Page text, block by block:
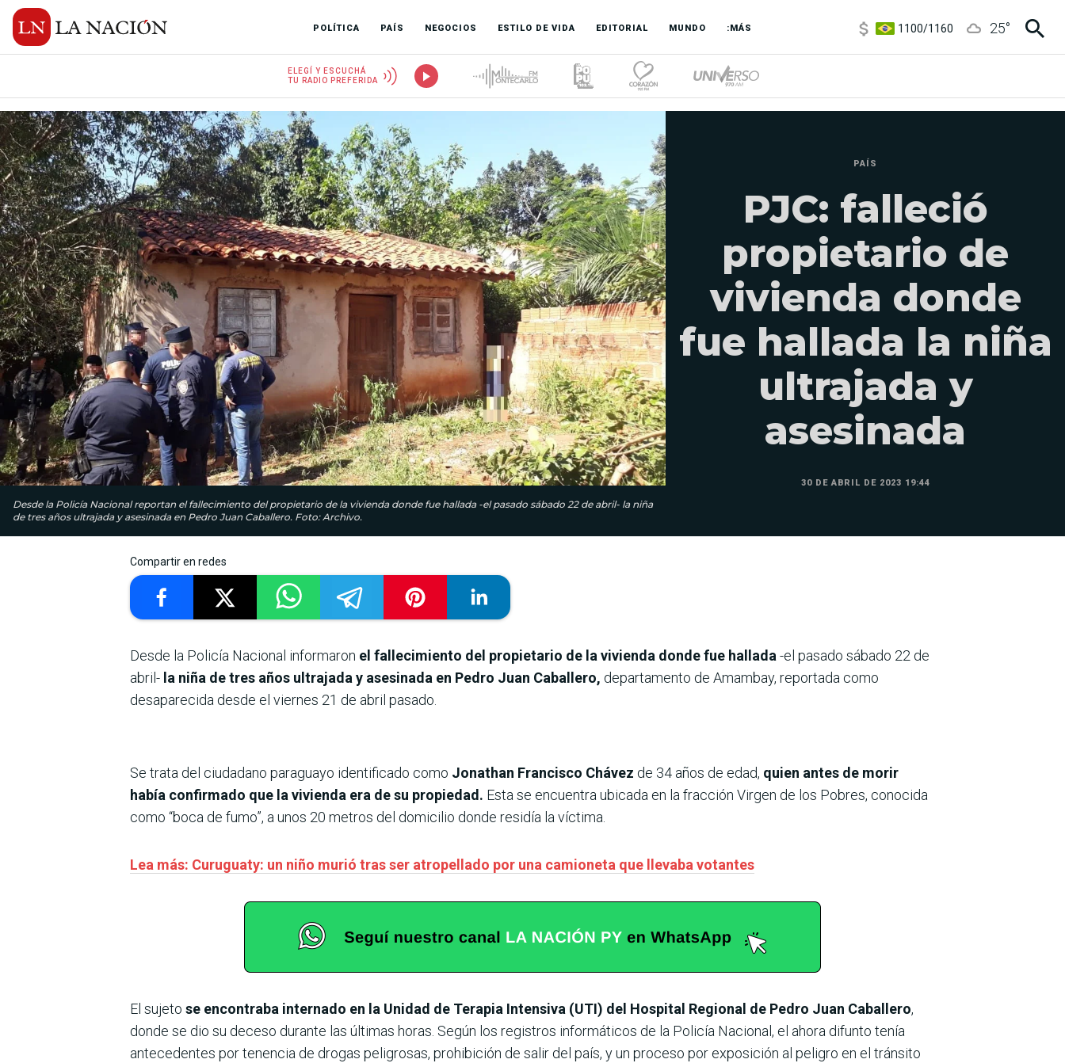
POLÍTICA PAÍS NEGOCIOS ESTILO DE VIDA EDITORIAL MUNDO :MÁS
3,6/3,9
25°
ELEGÍ Y ESCUCHÁ
TU RADIO PREFERIDA
Desde la Policía Nacional reportan el fallecimiento del propietario de la vivienda donde fue hallada -el pasado sábado 22 de abril- la niña
de tres años ultrajada y asesinada en Pedro Juan Caballero. Foto: Archivo.
PAÍS
PJC: falleció
propietario de
vivienda donde
fue hallada la niña
ultrajada y
asesinada
30 DE ABRIL DE 2023 19:44
Compartir en redes
Desde la Policía Nacional informaron el fallecimiento del propietario de la vivienda donde fue hallada -el pasado sábado 22 de
abril- la niña de tres años ultrajada y asesinada en Pedro Juan Caballero, departamento de Amambay, reportada como
desaparecida desde el viernes 21 de abril pasado.
Se trata del ciudadano paraguayo identificado como Jonathan Francisco Chávez de 34 años de edad, quien antes de morir
había confirmado que la vivienda era de su propiedad. Esta se encuentra ubicada en la fracción Virgen de los Pobres, conocida
como “boca de fumo”, a unos 20 metros del domicilio donde residía la víctima.
Lea más: Curuguaty: un niño murió tras ser atropellado por una camioneta que llevaba votantes
El sujeto se encontraba internado en la Unidad de Terapia Intensiva (UTI) del Hospital Regional de Pedro Juan Caballero,
donde se dio su deceso durante las últimas horas. Según los registros informáticos de la Policía Nacional, el ahora difunto tenía
antecedentes por tenencia de drogas peligrosas, prohibición de salir del país, y un proceso por exposición al peligro en el tránsito